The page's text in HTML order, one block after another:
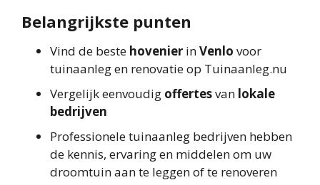
Belangrijkste punten
Vind de beste hovenier inVenlo voor
tuinaanleg en renovatie op Tuinaanleg.nu
Vergelijk eenvoudig offertesvan lokale
bedrijven
Professionele tuinaanleg bedrijven hebben
de kennis, ervaring en middelen om uw
droomtuin aan te leggen of te renoveren